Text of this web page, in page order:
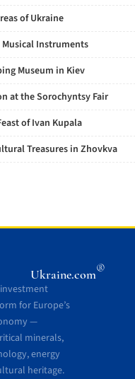
of Ukraine
Instruments
Museum in Kiev
at the Sorochyntsy Fair
of Ivan Kupala
Treasures in Zhovkva
Ukraine.com®
for Europe’s
—
minerals,
energy
heritage.